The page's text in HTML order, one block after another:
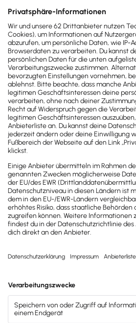
Sofort50%
Newsletter
Brandheiße
News direkt in
dein Postfach
wichtige News zu
Gesetzesänderungen,
hilfreiche Praxis-Tipps und
kostenlose Tools für
Unternehmen erhalten?
Dann abonniere unseren